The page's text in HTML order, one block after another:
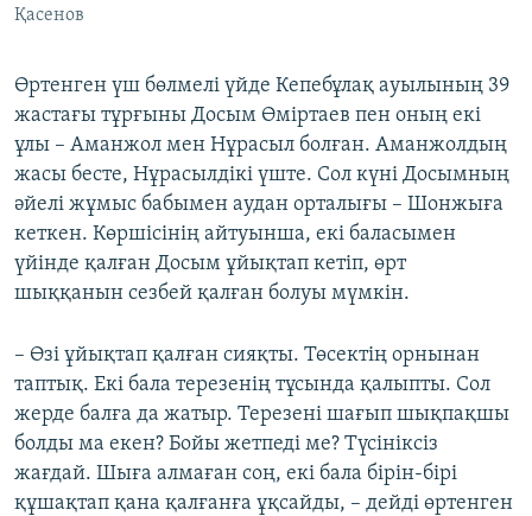
Қасенов
Өртенген үш бөлмелі үйде Кепебұлақ ауылының 39
жастағы тұрғыны Досым Өміртаев пен оның екі
ұлы – Аманжол мен Нұрасыл болған. Аманжолдың
жасы бесте, Нұрасылдікі үште. Сол күні Досымның
әйелі жұмыс бабымен аудан орталығы – Шонжыға
кеткен. Көршісінің айтуынша, екі баласымен
үйінде қалған Досым ұйықтап кетіп, өрт
шыққанын сезбей қалған болуы мүмкін.
– Өзі ұйықтап қалған сияқты. Төсектің орнынан
таптық. Екі бала терезенің тұсында қалыпты. Сол
жерде балға да жатыр. Терезені шағып шықпақшы
болды ма екен? Бойы жетпеді ме? Түсініксіз
жағдай. Шыға алмаған соң, екі бала бірін-бірі
құшақтап қана қалғанға ұқсайды, – дейді өртенген